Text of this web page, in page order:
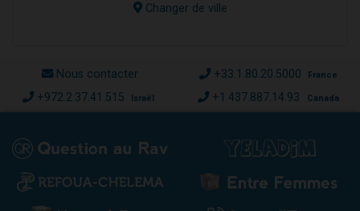
Changer de ville
Nous contacter +33.1.80.20.5000 France
+972.2.37.41.515 Israël +1.437.887.14.93 Canada